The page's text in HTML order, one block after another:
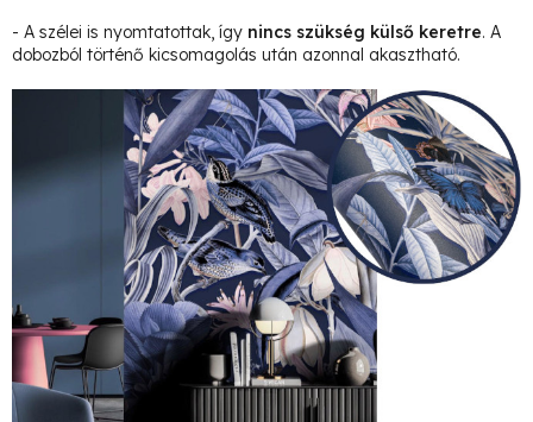
- A szélei is nyomtatottak, így nincs szükség külső keretre. A
dobozból történő kicsomagolás után azonnal akasztható.